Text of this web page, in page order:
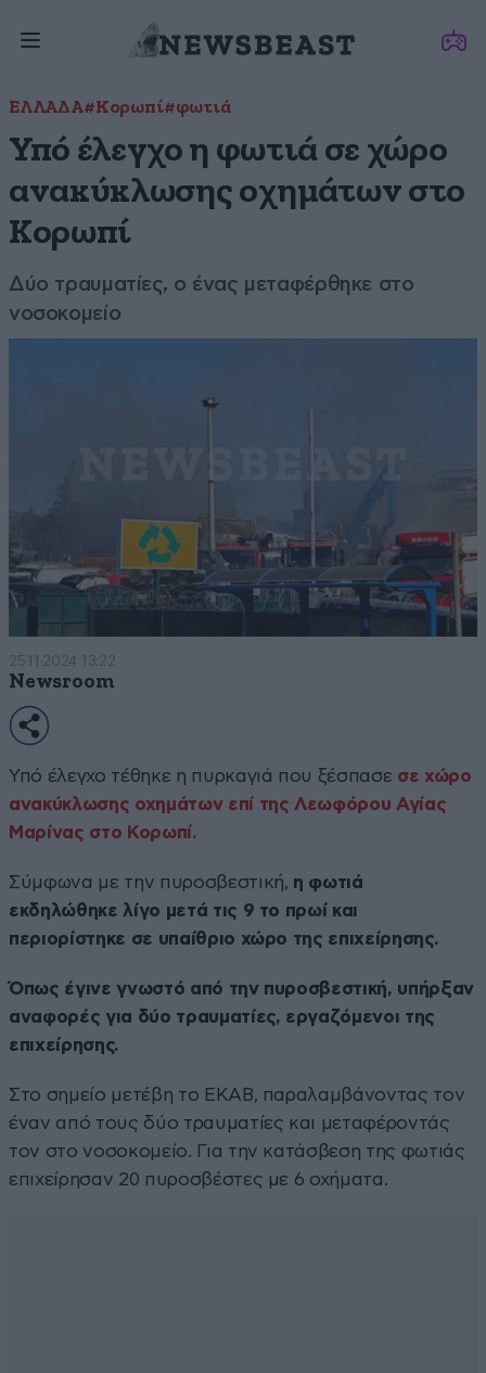
ΕΛΛΑΔΑ#Κορωπί#φωτιά
Υπό έλεγχο η φωτιά σε χώρο
ανακύκλωσης οχημάτων στο
Κορωπί
Δύο τραυματίες, ο ένας μεταφέρθηκε στο
νοσοκομείο
25·11·2024 13:22
Newsroom
Υπό έλεγχο τέθηκε η πυρκαγιά που ξέσπασε σε χώρο
ανακύκλωσης οχημάτων επί της Λεωφόρου Αγίας
Μαρίνας στο Κορωπί.
Σύμφωνα με την πυροσβεστική, η φωτιά
εκδηλώθηκε λίγο μετά τις 9 το πρωί και
περιορίστηκε σε υπαίθριο χώρο της επιχείρησης.
Όπως έγινε γνωστό από την πυροσβεστική, υπήρξαν
αναφορές για δύο τραυματίες, εργαζόμενοι της
επιχείρησης.
Στο σημείο μετέβη το ΕΚΑΒ, παραλαμβάνοντας τον
έναν από τους δύο τραυματίες και μεταφέροντάς
τον στο νοσοκομείο. Για την κατάσβεση της φωτιάς
επιχείρησαν 20 πυροσβέστες με 6 οχήματα.